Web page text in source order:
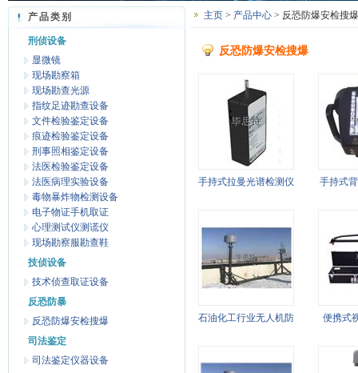
产品类别
刑侦设备
显微镜
现场勘察箱
现场勘查光源
指纹足迹勘查设备
文件检验鉴定设备
痕迹检验鉴定设备
刑事照相鉴定设备
法医检验鉴定设备
法医病理实验设备
毒物暴炸物检测设备
电子物证手机取证
心理测试仪测谎仪
现场勘察服勘查鞋
技侦设备
技术侦查取证设备
反恐防暴
反恐防爆安检搜爆
司法鉴定
司法鉴定仪器设备
主页 > 产品中心 > 反恐防爆安检搜
反恐防爆安检搜爆
手持式拉曼光谱检测仪 手持式
石油化工行业无人机防 便携式